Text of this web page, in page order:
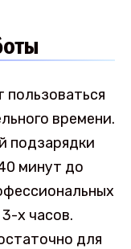
пользоваться
времени.
подзарядки
минут до
х часов.
для